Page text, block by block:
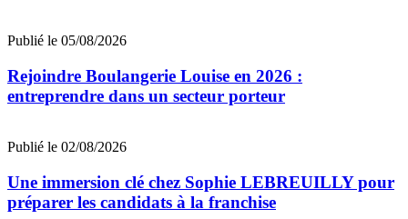
Publié le 05/08/2026
Rejoindre Boulangerie Louise en 2026 :
entreprendre dans un secteur porteur
Publié le 02/08/2026
Une immersion clé chez Sophie LEBREUILLY pour
préparer les candidats à la franchise